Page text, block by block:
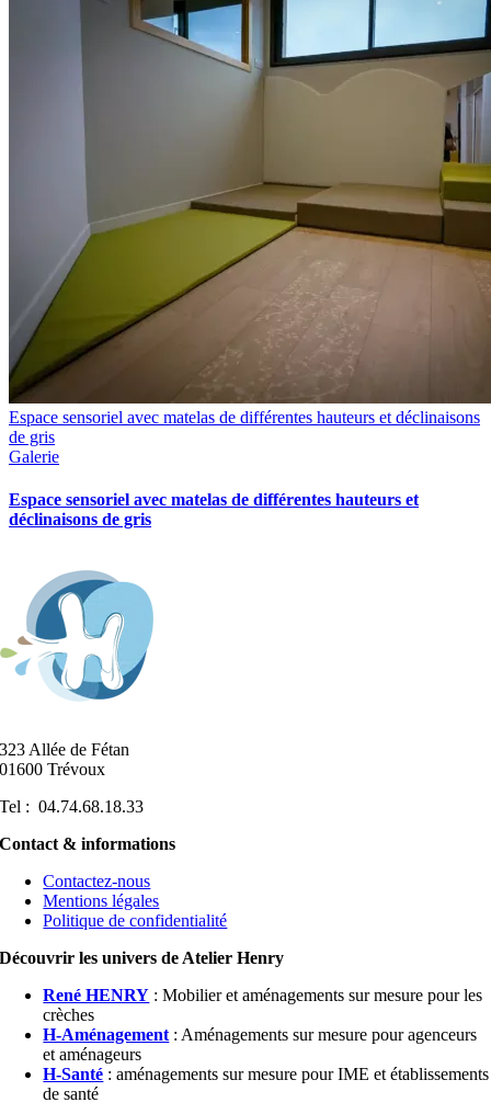
Espace sensoriel avec matelas de différentes hauteurs et déclinaisons
de gris
Galerie
Espace sensoriel avec matelas de différentes hauteurs et
déclinaisons de gris
323 Allée de Fétan
01600 Trévoux
Tel : 04.74.68.18.33
Contact & informations
Contactez-nous
Mentions légales
Politique de confidentialité
Découvrir les univers de Atelier Henry
René HENRY : Mobilier et aménagements sur mesure pour les
crèches
H-Aménagement : Aménagements sur mesure pour agenceurs
et aménageurs
H-Santé : aménagements sur mesure pour IME et établissements
de santé